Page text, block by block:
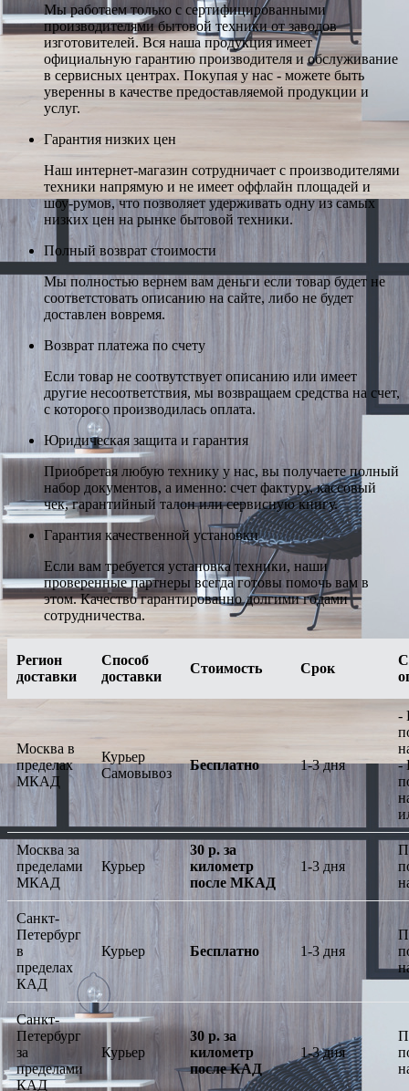
Мы работаем только с сертифицированными
производителями бытовой техники от заводов
изготовителей. Вся наша продукция имеет
официальную гарантию производителя и обслуживание
в сервисных центрах. Покупая у нас - можете быть
уверенны в качестве предоставляемой продукции и
услуг.
Гарантия низких цен
Наш интернет-магазин сотрудничает с производителями
техники напрямую и не имеет оффлайн площадей и
шоу-румов, что позволяет удерживать одну из самых
низких цен на рынке бытовой техники.
Полный возврат стоимости
Мы полностью вернем вам деньги если товар будет не
соответстовать описанию на сайте, либо не будет
доставлен вовремя.
Возврат платежа по счету
Если товар не соотвутствует описанию или имеет
другие несоответствия, мы возвращаем средства на счет,
с которого производилась оплата.
Юридическая защита и гарантия
Приобретая любую технику у нас, вы получаете полный
набор документов, а именно: счет фактуру, кассовый
чек, гарантийный талон или сервисную книгу.
Гарантия качественной установки
Если вам требуется установка техники, наши
проверенные партнеры всегда готовы помочь вам в
этом. Качество гарантированно долгими годами
сотрудничества.
Регион
доставки
Способ
доставки
Стоимость Срок
Москва в
пределах
МКАД
Курьер
Самовывоз
Бесплатно 1-3 дня
-
-
Москва за
пределами
МКАД
Курьер
30 р. за
километр
после МКАД
1-3 дня
Санкт-
Петербург
в
пределах
КАД
Курьер Бесплатно 1-3 дня
Санкт-
Петербург
за
пределами
КАД
Курьер
30 р. за
километр
после КАД
1-3 дня